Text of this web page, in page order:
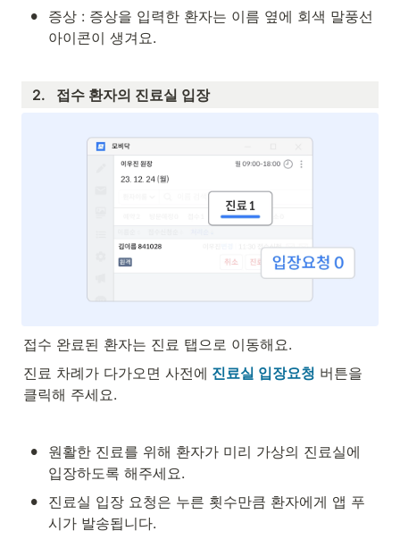
•
증상 : 증상을 입력한 환자는 이름 옆에 회색 말풍선
아이콘이 생겨요.
2.   접수 환자의 진료실 입장
접수 완료된 환자는 진료 탭으로 이동해요.
진료 차례가 다가오면 사전에 진료실 입장요청 버튼을
클릭해 주세요.
•
원활한 진료를 위해 환자가 미리 가상의 진료실에
입장하도록 해주세요.
•
진료실 입장 요청은 누른 횟수만큼 환자에게 앱 푸
시가 발송됩니다.